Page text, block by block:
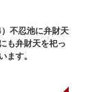
不忍池に弁財天
も弁財天を祀っ
ます。